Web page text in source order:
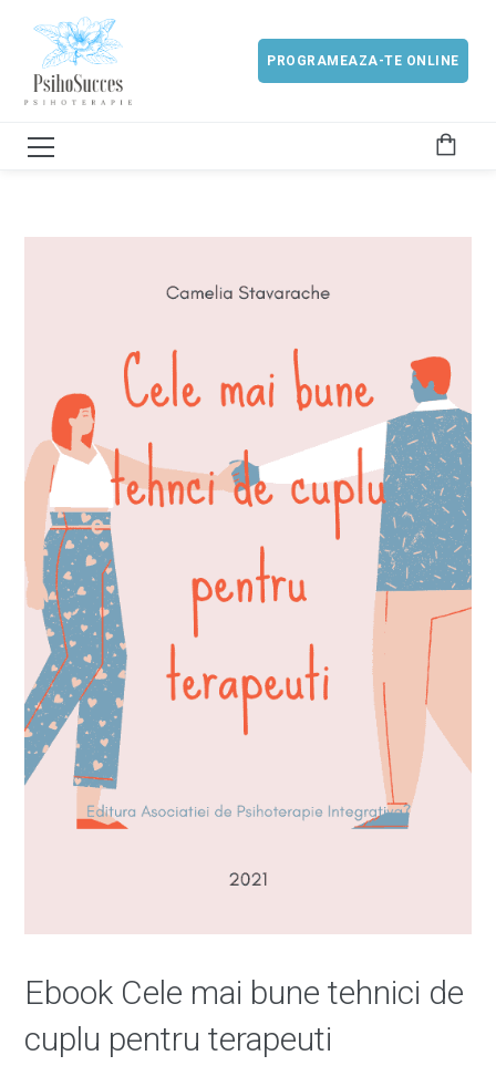
PROGRAMEAZA-TE ONLINE
Ebook Cele mai bune tehnici de
cuplu pentru terapeuti